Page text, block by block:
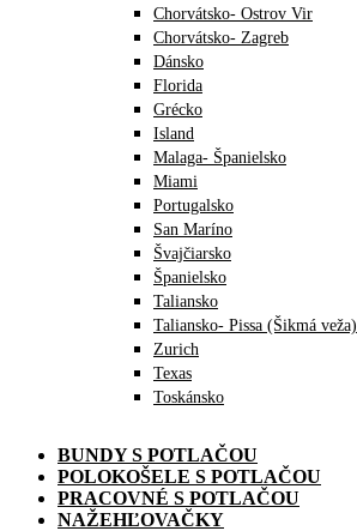
Chorvátsko- Ostrov Vir
Chorvátsko- Zagreb
Dánsko
Florida
Grécko
Island
Malaga- Španielsko
Miami
Portugalsko
San Maríno
Švajčiarsko
Španielsko
Taliansko
Taliansko- Pissa (Šikmá veža)
Zurich
Texas
Toskánsko
BUNDY S POTLAČOU
POLOKOŠELE S POTLAČOU
PRACOVNÉ S POTLAČOU
NAŽEHĽOVAČKY